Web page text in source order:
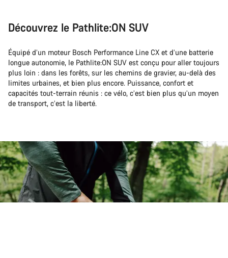
Découvrez le Pathlite:ON SUV
Équipé d’un moteur Bosch Performance Line CX et d’une batterie
longue autonomie, le Pathlite:ON SUV est conçu pour aller toujours
plus loin : dans les forêts, sur les chemins de gravier, au-delà des
limites urbaines, et bien plus encore. Puissance, confort et
capacités tout-terrain réunis : ce vélo, c’est bien plus qu’un moyen
de transport, c’est la liberté.